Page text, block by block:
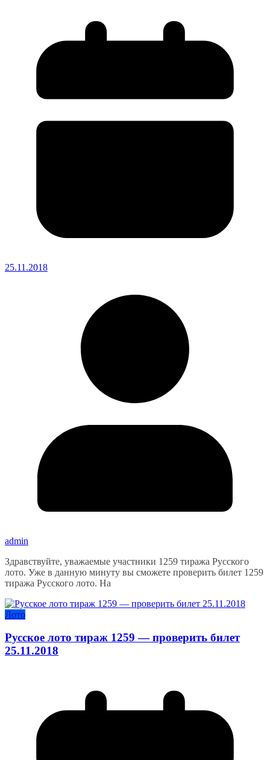
25.11.2018
admin
Здравствуйте, уважаемые участники 1259 тиража Русского
лото. Уже в данную минуту вы сможете проверить билет 1259
тиража Русского лото. На
Лото
Русское лото тираж 1259 — проверить билет
25.11.2018